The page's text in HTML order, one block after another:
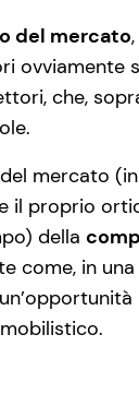
del mercato
ovviamente
che,
mercato
proprio
della
come, in